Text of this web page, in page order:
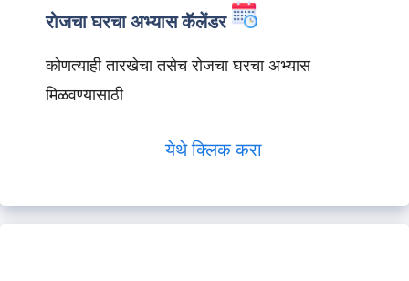
रोजचा घरचा अभ्यास कॅलेंडर
कोणत्याही तारखेचा तसेच रोजचा घरचा अभ्यास
मिळवण्यासाठी
येथे क्लिक करा